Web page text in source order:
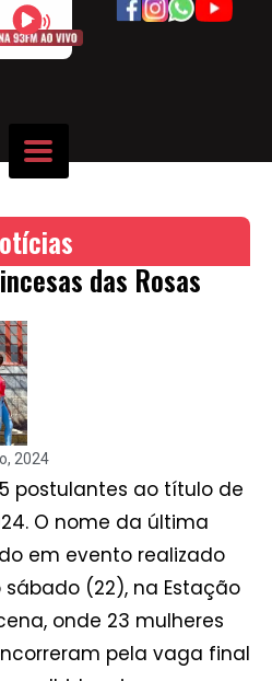
das Rosas
2024
postulantes ao título de
O nome da última
em evento realizado
(22), na Estação
onde 23 mulheres
pela vaga final